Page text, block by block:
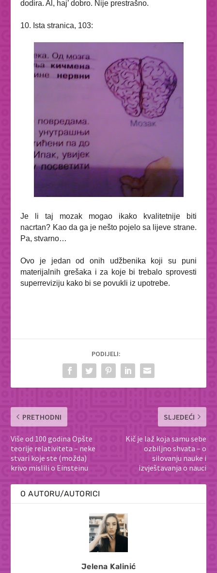
dodira. Al, haj’ dobro. Nije prestrašno.
10. Ista stranica, 103:
Je li taj mozak mogao ikako kvalitetnije biti
nacrtan? Kao da ga je nešto pojelo sa lijeve strane.
Pa, stvarno…
Ovo je jedan od onih udžbenika koji su puni
materijalnih grešaka i za koje bi trebalo sprovesti
superreviziju kako bi se povukli iz upotrebe.
PODIJELI:
PRETHODNI
Više od 100 godina Opšte
teorije relativiteta – neke
stvari koje ste (možda)
krivo mislili o Einsteinu
SLJEDEĆI
Kič je laž koja samu sebe
ozbiljno shvata – o
silovanju nauke i
izvještavanja o nauci
O AUTORU/AUTORICI
Jelena Kalinić